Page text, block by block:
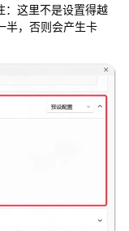
：这里不是设置得越
半，否则会产生卡